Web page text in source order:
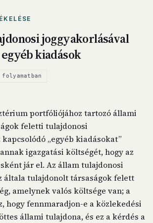
joggyakorlásával
kiadások
portfóliójához tartozó állami
feletti tulajdonosi
„egyéb kiadásokat”
igazgatási költségét, hogy az
jár el. Az állam tulajdonosi
általa tulajdonolt társaságok felett
amelynek valós költsége van; a
hogy fennmaradjon-e a közlekedési
állami tulajdona, és ez a kérdés a